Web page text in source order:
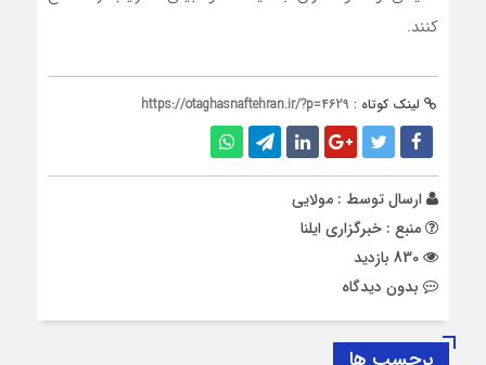
کنند.
لینک کوتاه : https://otaghasnaftehran.ir/?p=4629
ارسال توسط : مولایی
منبع : خبرگزاری ایلنا
بدون دیدگاه